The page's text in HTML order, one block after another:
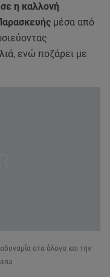
η καλλονή
μέσα από
ενώ ποζάρει με
στα άλογα και την